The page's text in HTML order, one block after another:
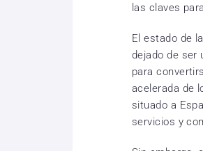
las claves
El estado de
dejado de ser
para
acelerada de
situado a
servicios y